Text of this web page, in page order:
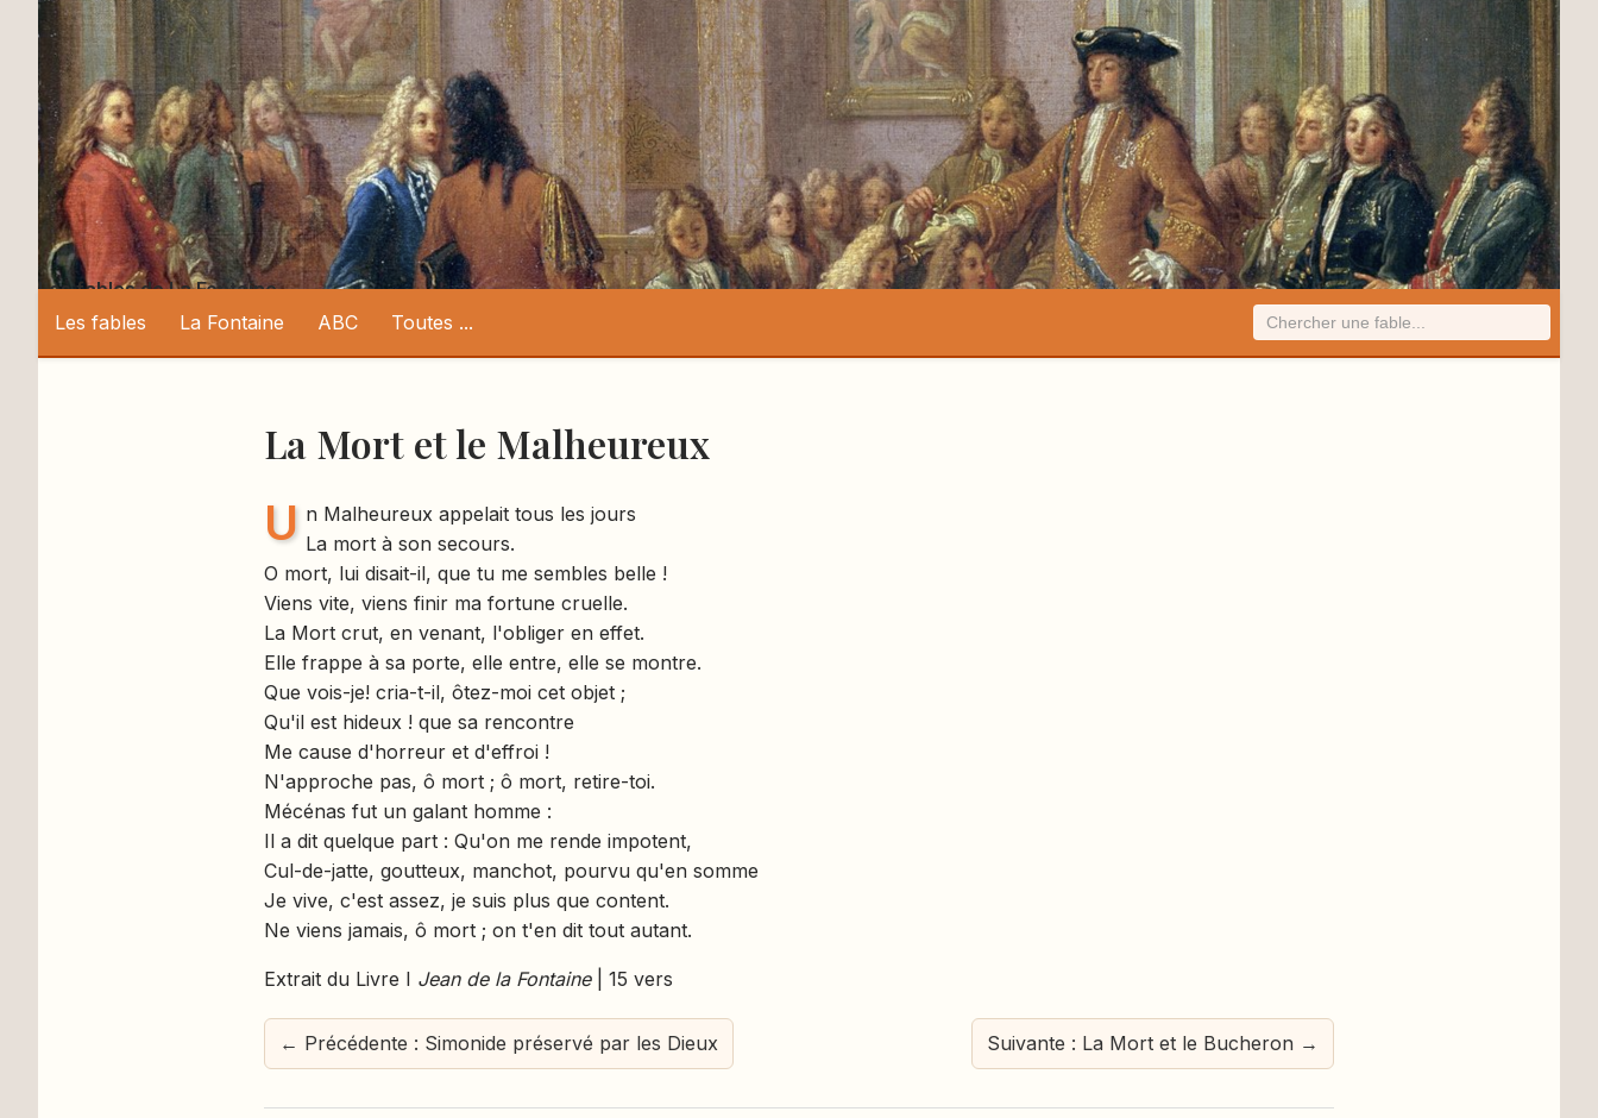
Les fables de La Fontaine
Les fables
La Fontaine ABC Toutes ...
La Mort et le Malheureux
U n Malheureux appelait tous les jours
La mort à son secours.
O mort, lui disait-il, que tu me sembles belle !
Viens vite, viens finir ma fortune cruelle.
La Mort crut, en venant, l'obliger en effet.
Elle frappe à sa porte, elle entre, elle se montre.
Que vois-je! cria-t-il, ôtez-moi cet objet ;
Qu'il est hideux ! que sa rencontre
Me cause d'horreur et d'effroi !
N'approche pas, ô mort ; ô mort, retire-toi.
Mécénas fut un galant homme :
Il a dit quelque part : Qu'on me rende impotent,
Cul-de-jatte, goutteux, manchot, pourvu qu'en somme
Je vive, c'est assez, je suis plus que content.
Ne viens jamais, ô mort ; on t'en dit tout autant.
Extrait du Livre I Jean de la Fontaine| 15 vers
← Précédente : Simonide préservé par les Dieux Suivante : La Mort et le Bucheron →